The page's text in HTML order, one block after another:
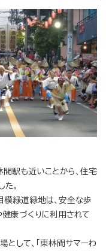
駅も近いことから、住宅
。
模緑道緑地は、安全な歩
康づくりに利用されて
して、「東林間サマーわ